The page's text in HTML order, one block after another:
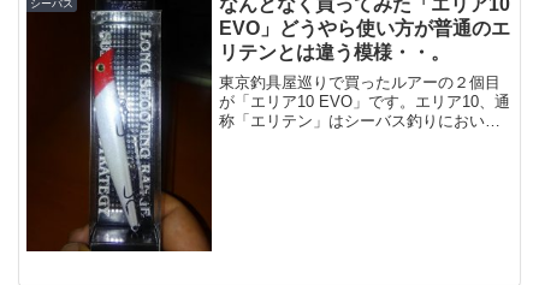
シーバス
なんとなく買ってみた「エリア10
EVO」どうやら使い方が普通のエ
リテンとは違う模様・・。
東京釣具屋巡りで買ったルアーの２個目
が「エリア10 EVO」です。エリア10、通
称「エリテン」はシーバス釣りにおいて